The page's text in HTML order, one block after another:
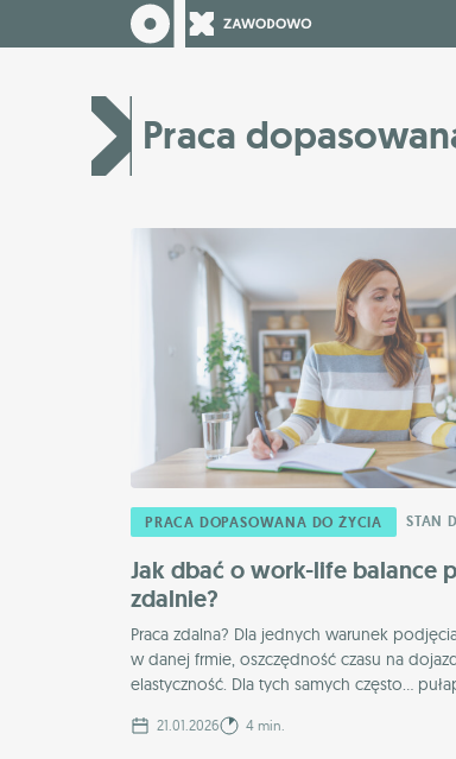
Praca
PRACA DOPASOWANA DO ŻYCIA STAN
Jak dbać o work-life balance
zdalnie?
Praca zdalna? Dla jednych warunek
w danej frmie, oszczędność czasu na
elastyczność. Dla tych samych często…
21.01.2026 4 min.